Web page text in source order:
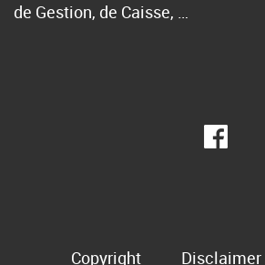
de Gestion, de Caisse, …
Copyright Disclaimer